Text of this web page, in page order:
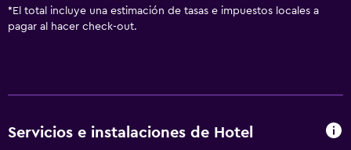
* El total incluye una estimación de tasas e impuestos locales a
pagar al hacer check-out.
Servicios e instalaciones de Hotel